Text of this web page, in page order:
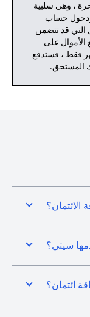
، وهي سلبية
ودخول حساب
التي قد تتضمن
الأموال على
فقط ، فستدفع
المستحق.
الائتمان؟
سيتي؟
ائتمان؟